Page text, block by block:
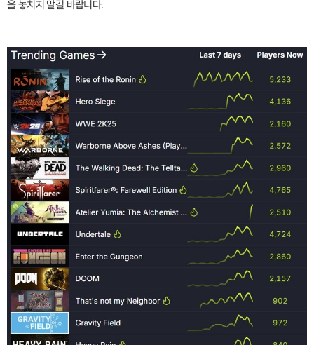
을 놓치지 말길 바랍니다.